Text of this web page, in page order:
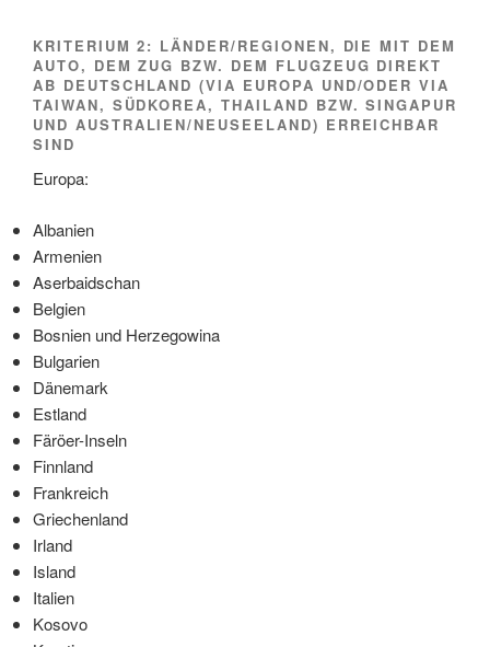
KRITERIUM 2: LÄNDER/REGIONEN, DIE MIT DEM
AUTO, DEM ZUG BZW. DEM FLUGZEUG DIREKT
AB DEUTSCHLAND (VIA EUROPA UND/ODER VIA
TAIWAN, SÜDKOREA, THAILAND BZW. SINGAPUR
UND AUSTRALIEN/NEUSEELAND) ERREICHBAR
SIND
Europa:
Albanien
Armenien
Aserbaidschan
Belgien
Bosnien und Herzegowina
Bulgarien
Dänemark
Estland
Färöer-Inseln
Finnland
Frankreich
Griechenland
Irland
Island
Italien
Kosovo